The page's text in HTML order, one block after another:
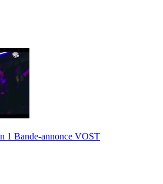
1 Bande-annonce VOST